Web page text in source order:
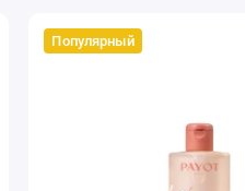
Популярный